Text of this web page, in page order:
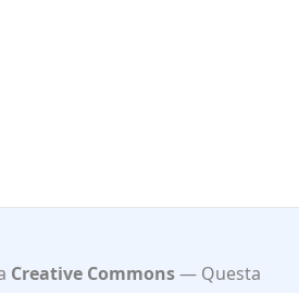
Creative Commons
Questa